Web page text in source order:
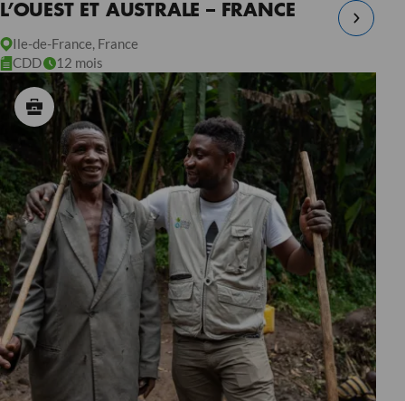
L’OUEST ET AUSTRALE – FRANCE
Ile-de-France, France
CDD
12 mois